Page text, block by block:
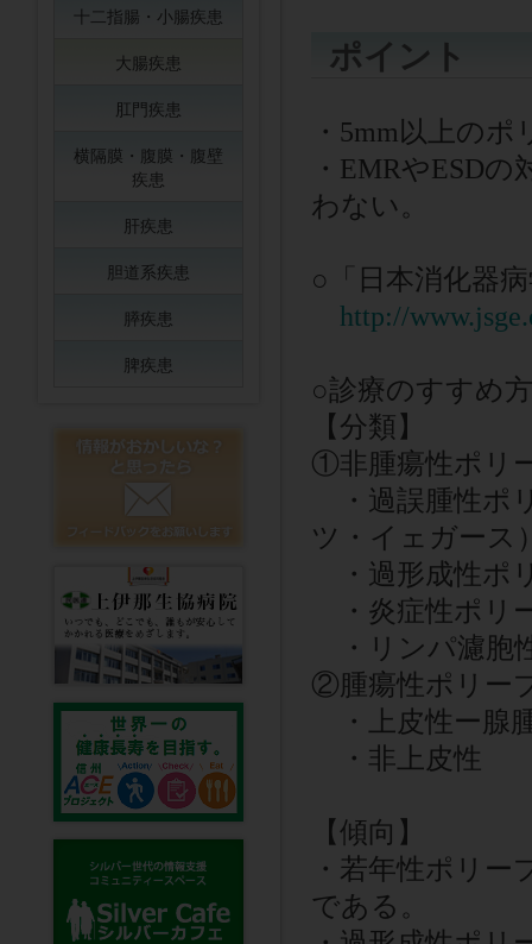
ポイント
・ 5mm 以上のポ
・ EMRやESDの
わない。
○
「日本消化器
http://
○診療のすすめ
【分類】
①非腫瘍性ポリ
・過誤腫性ポ
ツ・イェガース
・過形成性ポ
・炎症性ポリ
・リンパ濾胞
②腫瘍性ポリー
・上皮性ー腺
・非上皮性
【傾向】
・若年性ポリ
である。
十二指腸・小腸疾患
大腸疾患
肛門疾患
横隔膜・腹膜・腹壁
疾患
肝疾患
胆道系疾患
膵疾患
脾疾患